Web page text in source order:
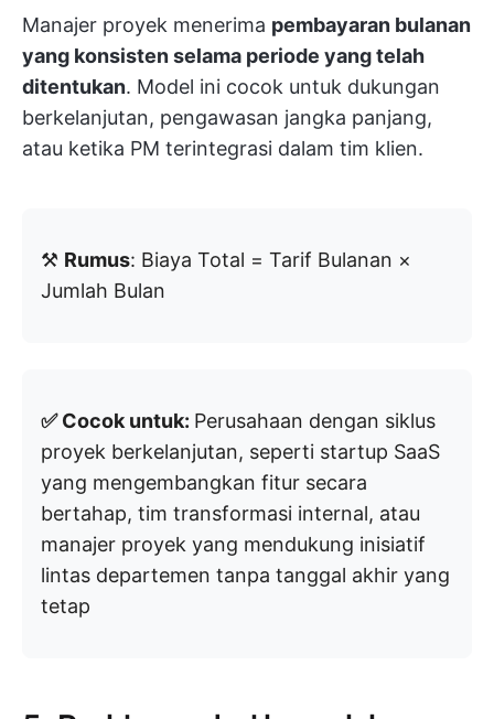
Manajer proyek menerima pembayaran bulanan
yang konsisten selama periode yang telah
ditentukan. Model ini cocok untuk dukungan
berkelanjutan, pengawasan jangka panjang,
atau ketika PM terintegrasi dalam tim klien.
⚒️ Rumus: Biaya Total = Tarif Bulanan ×
Jumlah Bulan
✅ Cocok untuk: Perusahaan dengan siklus
proyek berkelanjutan, seperti startup SaaS
yang mengembangkan fitur secara
bertahap, tim transformasi internal, atau
manajer proyek yang mendukung inisiatif
lintas departemen tanpa tanggal akhir yang
tetap